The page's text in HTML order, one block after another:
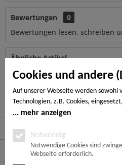
Cookies und andere
Auf unserer Webseite werden sowohl
Technologien, z.B. Cookies,
Ihrem Endgerät gespeichert und/oder
Notwendige Cookies, Analyse-,
notwendigen Cookies handelt es sich
sind, um den von Ihnen gewünschten
mehr anzeigen
Notwendig
Notwendige Cookies sind
Webseite erforderlich.
Bewertungen
0
Bewertungen lesen, schreiben
Ähnliche Artikel
Hier finden Sie uns
Service Hotline
Service